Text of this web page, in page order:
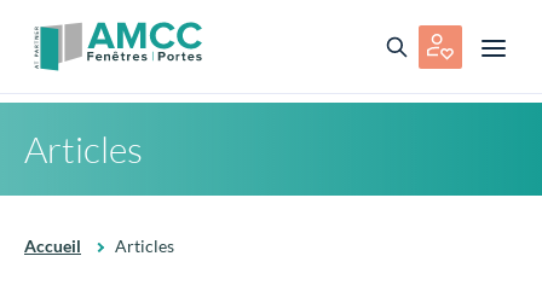
Articles
Accueil Articles